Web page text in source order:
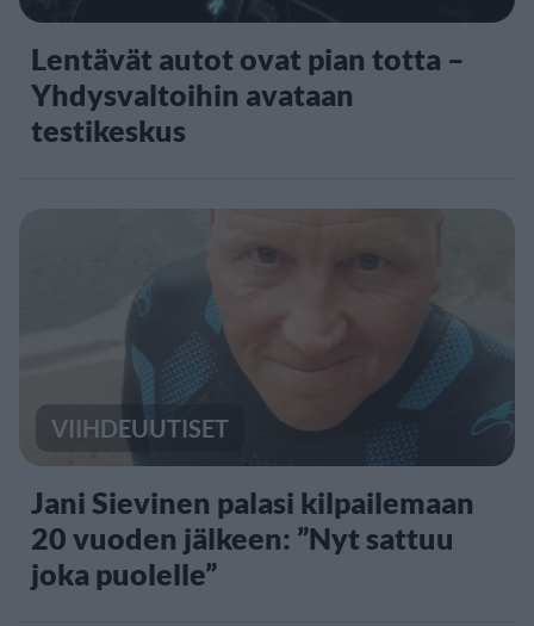
Lentävät autot ovat pian totta –
Yhdysvaltoihin avataan
testikeskus
VIIHDEUUTISET
Jani Sievinen palasi kilpailemaan
20 vuoden jälkeen: ”Nyt sattuu
joka puolelle”